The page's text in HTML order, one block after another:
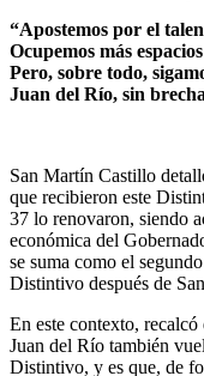
“Apostemos por el
Ocupemos más
Pero, sobre todo,
Juan del Río, sin
San Martín Castillo
que recibieron este
37 lo renovaron, siendo
económica del
se suma como el
Distintivo después de
En este contexto,
Juan del Río también
Distintivo, y es que, de